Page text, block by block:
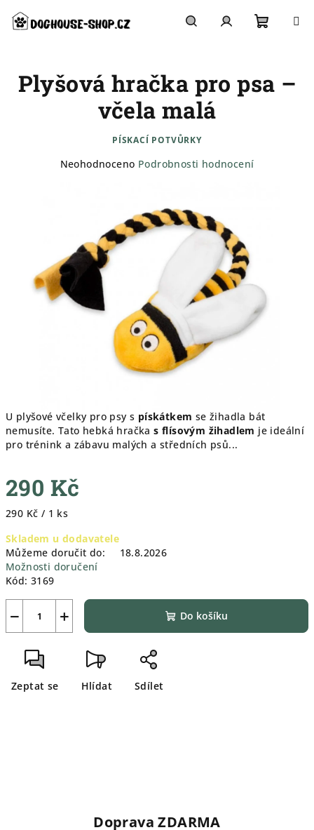
obsah
košík
U plyšové včelky pro psy s pískátkem se žihadla bát
nemusíte. Tato hebká hračkas flísovým žihadlem je ideální
pro trénink a zábavu malých a středních psů...
290 Kč
Měrná
290 Kč / 1 ks
Skladem u dodavatele
Můžeme doručit do:
18.8.2026
Možnosti doručení
Kód: 3169
+
− Do košíku
Zeptat se Hlídat Sdílet
Plyšová hračka pro psa –
včela malá
PÍSKACÍ POTVŮRKY
Průměrné
hvězdiček.
Neohodnoceno Podrobnosti hodnocení
Doprava ZDARMA